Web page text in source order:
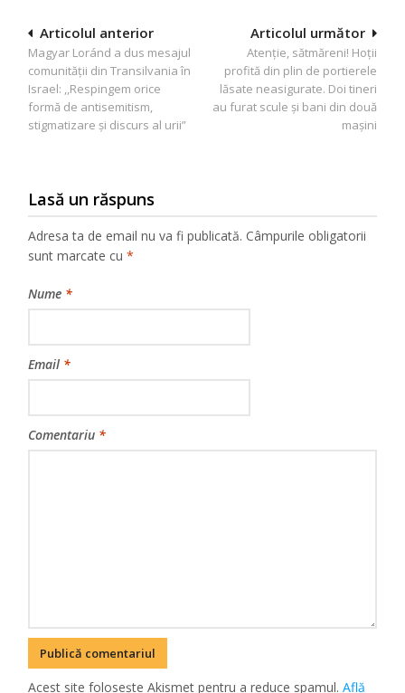
Navigare
în
articole
Articolul următor
Atenție, sătmăreni! Hoții
profită din plin de portierele
lăsate neasigurate. Doi tineri
au furat scule și bani din două
mașini
Articolul anterior
Magyar Loránd a dus mesajul
comunității din Transilvania în
Israel: ,,Respingem orice
formă de antisemitism,
stigmatizare și discurs al urii”
Lasă un răspuns
Adresa ta de email nu va fi publicată. Câmpurile obligatorii
sunt marcate cu*
Nume *
Email *
Comentariu *
Acest site folosește Akismet pentru a reduce spamul.Află